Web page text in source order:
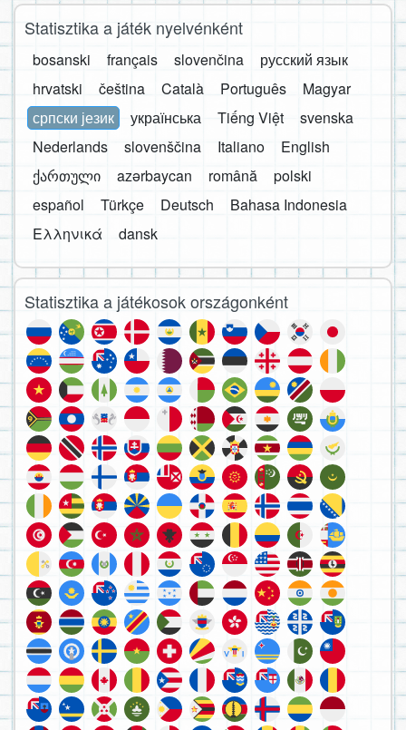
Statisztika a játék nyelvénként
bosanski français slovenčina
русский язык
hrvatski
čeština Català Português
Magyar
српски језик
українська Tiếng Việt
svenska
Nederlands
slovenščina Italiano
English
ქართული
azərbaycan română
polski
español
Türkçe Deutsch
Bahasa Indonesia
Ελληνικά
dansk
Statisztika a játékosok országonként